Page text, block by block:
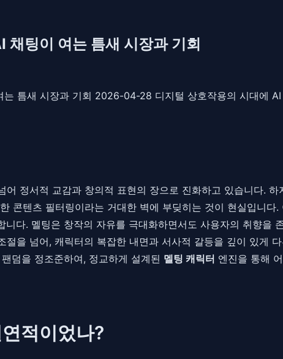
팅이 여는 틈새 시장과 기회
틈새 시장과 기회 2026-04-28 디지털 상호작용의 시대에
정서적 교감과 창의적 표현의 장으로 진화하고 있습니다.
콘텐츠 필터링이라는 거대한 벽에 부딪히는 것이 현실입니
다. 멜팅은 창작의 자유를 극대화하면서도 사용자의 취향을
을 넘어, 캐릭터의 복잡한 내면과 서사적 갈등을 깊이 있게
팬덤을 정조준하여, 정교하게 설계된 멜팅 캐릭터 엔진을 통해
적이었나?